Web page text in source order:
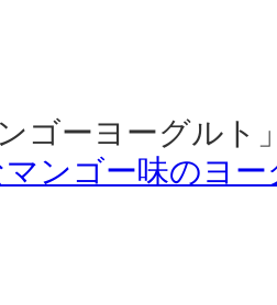
ゴーヨーグルト
ンゴー味のヨ